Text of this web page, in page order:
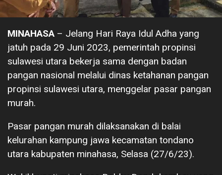
MINAHASA – Jelang Hari Raya Idul Adha yang
jatuh pada 29 Juni 2023, pemerintah propinsi
sulawesi utara bekerja sama dengan badan
pangan nasional melalui dinas ketahanan pangan
propinsi sulawesi utara, menggelar pasar pangan
murah.
Pasar pangan murah dilaksanakan di balai
kelurahan kampung jawa kecamatan tondano
utara kabupaten minahasa, Selasa (27/6/23).